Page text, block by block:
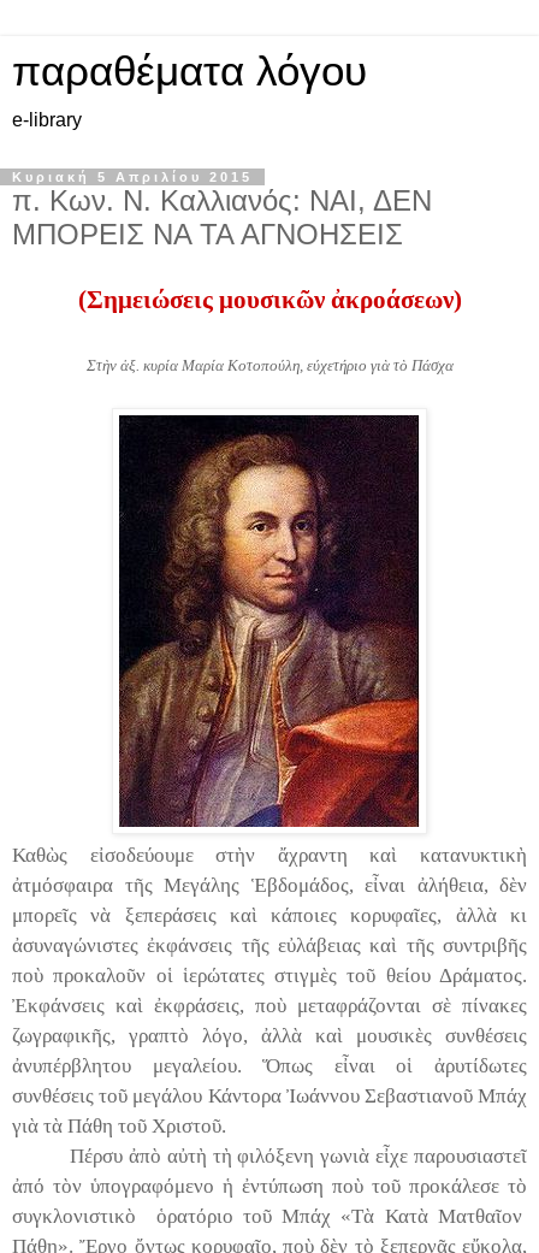
παραθέματα λόγου
e-library
Κυριακή 5 Απριλίου 2015
π. Κων. Ν. Καλλιανός: ΝΑΙ, ΔΕΝ
ΜΠΟΡΕΙΣ ΝΑ ΤΑ ΑΓΝΟΗΣΕΙΣ
(Σημειώσεις μουσικῶν ἀκροάσεων)
Στὴν ἀξ. κυρία Μαρία Κοτοπούλη, εύχετήριο γιὰτὸ Πάσχα
Καθὼς εἰσοδεύουμε στὴν ἄχραντη καὶ κατανυκτικὴ
ἀτμόσφαιρα τῆς Μεγάλης Ἑβδομάδος, εἶναι ἀλήθεια, δὲν
μπορεῖς νὰ ξεπεράσεις καὶ κάποιες κορυφαῖες, ἀλλὰκι
ἀσυναγώνιστεςἐκφάνσεις τῆς εὐλάβειας καὶ τῆς συντριβῆς
ποὺ προκαλοῦν οἱ ἱερώτατες στιγμὲς τοῦ θείου Δράματος.
Ἐκφάνσεις καὶ ἐκφράσεις, ποὺ μεταφράζονται σὲ πίνακες
ζωγραφικῆς, γραπτὸ λόγο, ἀλλὰ καὶ μουσικὲς συνθέσεις
ἀνυπέρβλητου μεγαλείου.Ὅπως εἶναι οἱ ἀρυτίδωτες
συνθέσεις τοῦ μεγάλου Κάντορα Ἰωάννου ΣεβαστιανοῦΜπάχ
γιὰ τὰ Πάθη τοῦ Χριστοῦ.
Πέρσυ ἀπὸ αὐτὴ τὴ φιλόξενη γωνιὰ εἶχε παρουσιαστεῖ
ἀπό τὸν ὑπογραφόμενο ἡ ἐντύπωση ποὺ τοῦ προκάλεσε τὸ
συγκλονιστικὸ ὁρατόριο τοῦΜπάχ «Τὰ ΚατὰΜατθαῖον
Πάθη».Ἔργο ὄντως κορυφαῖο, ποὺ δὲν τὸ ξεπερνᾶς εὔκολα,